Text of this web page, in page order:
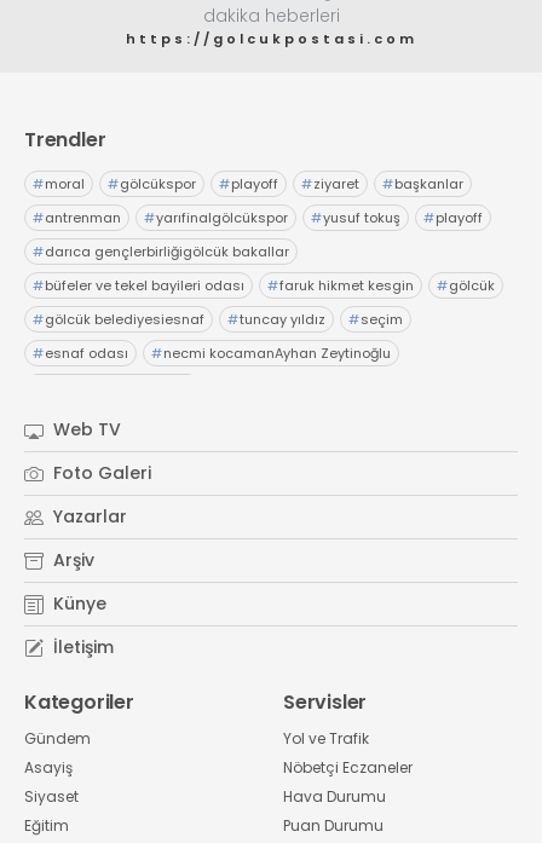
dakika heberleri
https://golcukpostasi.com
Trendler
#moral #gölcükspor #playoff #ziyaret #başkanlar
#antrenman #yarıfinalgölcükspor #yusuf tokuş #playoff
#darıca gençlerbirliğigölcük bakallar
#büfeler ve tekel bayileri odası #faruk hikmet kesgin #gölcük
#gölcük belediyesiesnaf #tuncay yıldız #seçim
#esnaf odası #necmi kocamanAyhan Zeytinoğlu
Web TV
Foto Galeri
Yazarlar
Arşiv
Künye
İletişim
Kategoriler
Gündem
Asayiş
Siyaset
Eğitim
Servisler
Yol ve Trafik
Nöbetçi Eczaneler
Hava Durumu
Puan Durumu